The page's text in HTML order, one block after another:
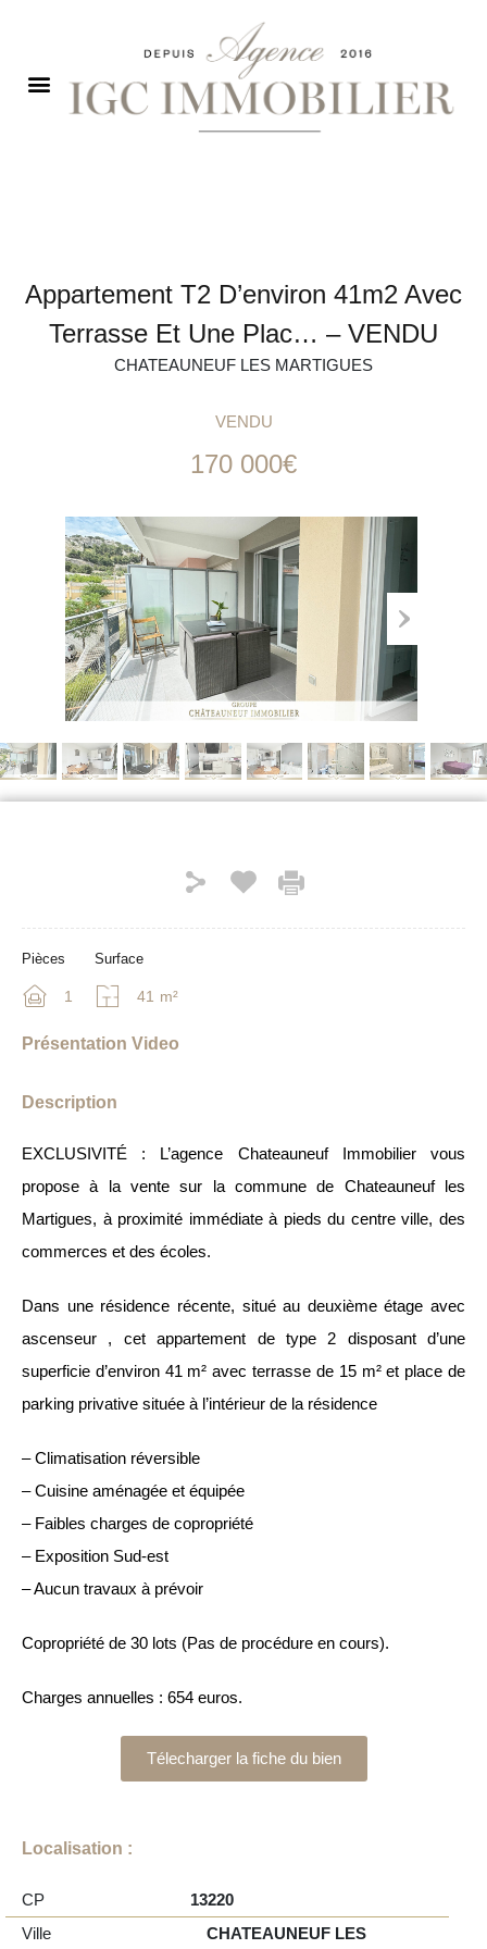
Appartement T2 D’environ 41m2 Avec
Terrasse Et Une Plac… – VENDU
CHATEAUNEUF LES MARTIGUES
VENDU
170 000€
Pièces
1
Surface
41 m²
Présentation Video
Description
EXCLUSIVITÉ : L’agence Chateauneuf Immobilier vous
propose à la vente sur la commune de Chateauneuf les
Martigues, à proximité immédiate à pieds du centre ville, des
commerces et des écoles.
Dans une résidence récente, situé au deuxième étage avec
ascenseur , cet appartement de type 2 disposant d’une
superficie d’environ 41 m² avec terrasse de 15 m² et place de
parking privative située à l’intérieur de la résidence
– Climatisation réversible
– Cuisine aménagée et équipée
– Faibles charges de copropriété
– Exposition Sud-est
– Aucun travaux à prévoir
Copropriété de 30 lots (Pas de procédure en cours).
Charges annuelles : 654 euros.
Télecharger la fiche du bien
Localisation :
CP
13220
Ville
CHATEAUNEUF LES